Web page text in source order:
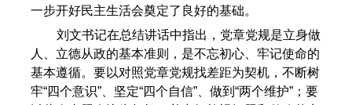
一步开好民主生活会奠定了良好的基础。
刘文书记在总结讲话中指出，党章党规是立身做
人、立德从政的基本准则，是不忘初心、牢记使命的
基本遵循。要以对照党章党规找差距为契机，不断树
牢“四个意识”、坚定“四个自信”、做到“两个维护”；要